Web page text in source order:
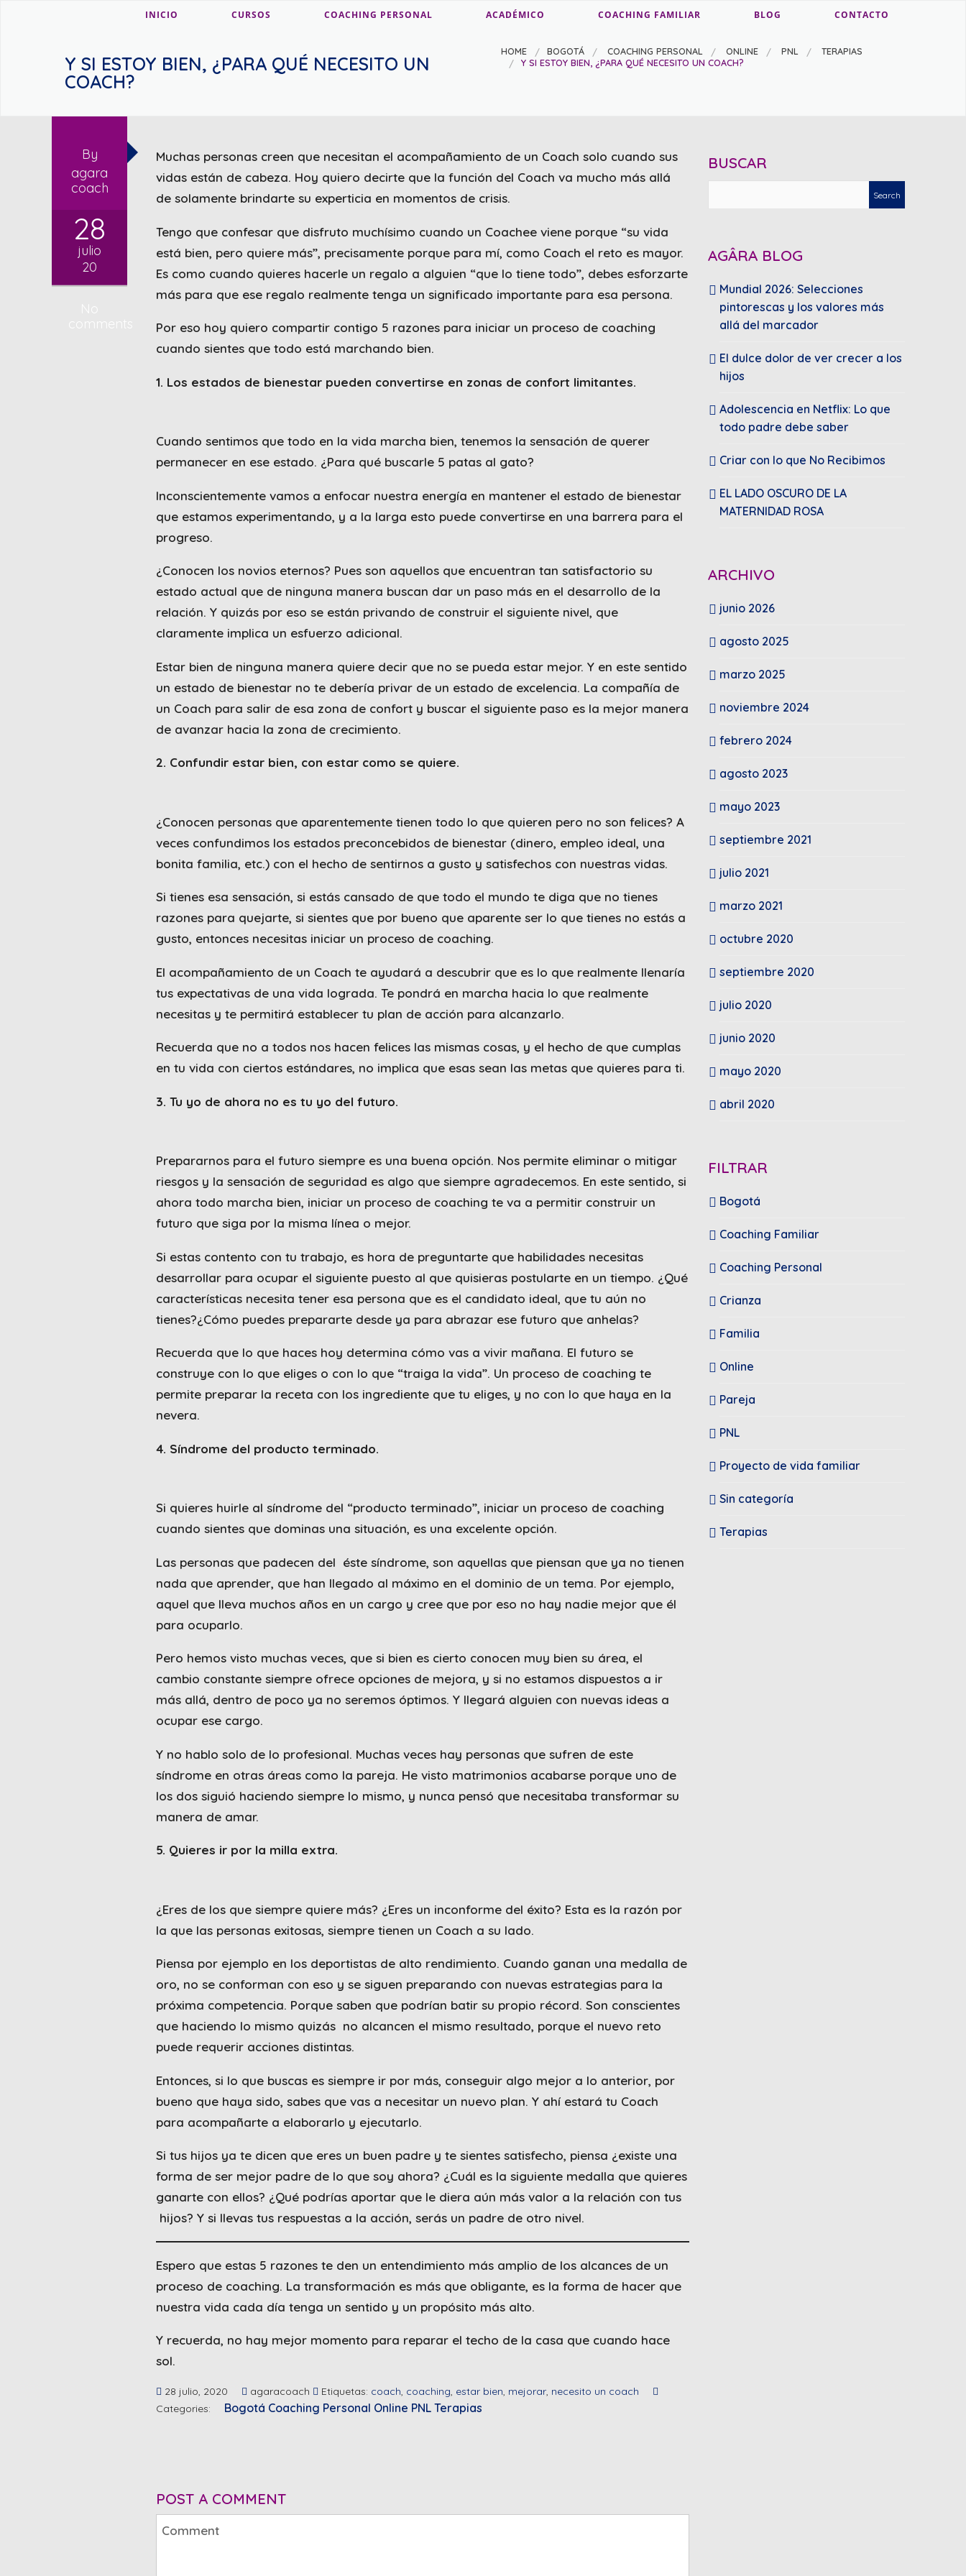
INICIO CURSOS COACHING PERSONAL ACADÉMICO COACHING FAMILIAR BLOG CONTACTO
Y SI ESTOY BIEN, ¿PARA QUÉ NECESITO UN
COACH?
HOME BOGOTÁ COACHING PERSONAL ONLINE PNL
TERAPIAS
Y SI ESTOY BIEN, ¿PARA QUÉ NECESITO UN COACH?
By
agara
coach
28
julio
20
Muchas personas creen que necesitan el acompañamiento de un Coach solo cuando sus
vidas están de cabeza. Hoy quiero decirte que la función del Coach va mucho más allá
de solamente brindarte su experticia en momentos de crisis.
Tengo que confesar que disfruto muchísimo cuando un Coachee viene porque “su vida
está bien, pero quiere más”, precisamente porque para mí, como Coach el reto es mayor.
Es como cuando quieres hacerle un regalo a alguien “que lo tiene todo”, debes esforzarte
más para que ese regalo realmente tenga un significado importante para esa persona.
Por eso hoy quiero compartir contigo 5 razones para iniciar un proceso de coaching
cuando sientes que todo está marchando bien.
1. Los estados de bienestar pueden convertirse en zonas de confort limitantes.
Cuando sentimos que todo en la vida marcha bien, tenemos la sensación de querer
permanecer en ese estado. ¿Para qué buscarle 5 patas al gato?
Inconscientemente vamos a enfocar nuestra energía en mantener el estado de bienestar
que estamos experimentando, y a la larga esto puede convertirse en una barrera para el
progreso.
¿Conocen los novios eternos? Pues son aquellos que encuentran tan satisfactorio su
estado actual que de ninguna manera buscan dar un paso más en el desarrollo de la
relación. Y quizás por eso se están privando de construir el siguiente nivel, que
claramente implica un esfuerzo adicional.
Estar bien de ninguna manera quiere decir que no se pueda estar mejor. Y en este sentido
un estado de bienestar no te debería privar de un estado de excelencia. La compañía de
un Coach para salir de esa zona de confort y buscar el siguiente paso es la mejor manera
de avanzar hacia la zona de crecimiento.
2. Confundir estar bien, con estar como se quiere.
¿Conocen personas que aparentemente tienen todo lo que quieren pero no son felices? A
veces confundimos los estados preconcebidos de bienestar (dinero, empleo ideal, una
bonita familia, etc.) con el hecho de sentirnos a gusto y satisfechos con nuestras vidas.
Si tienes esa sensación, si estás cansado de que todo el mundo te diga que no tienes
razones para quejarte, si sientes que por bueno que aparente ser lo que tienes no estás a
gusto, entonces necesitas iniciar un proceso de coaching.
El acompañamiento de un Coach te ayudará a descubrir que es lo que realmente llenaría
tus expectativas de una vida lograda. Te pondrá en marcha hacia lo que realmente
necesitas y te permitirá establecer tu plan de acción para alcanzarlo.
Recuerda que no a todos nos hacen felices las mismas cosas, y el hecho de que cumplas
en tu vida con ciertos estándares, no implica que esas sean las metas que quieres para ti.
3. Tu yo de ahora no es tu yo del futuro.
Prepararnos para el futuro siempre es una buena opción. Nos permite eliminar o mitigar
riesgos y la sensación de seguridad es algo que siempre agradecemos. En este sentido, si
ahora todo marcha bien, iniciar un proceso de coaching te va a permitir construir un
futuro que siga por la misma línea o mejor.
Si estas contento con tu trabajo, es hora de preguntarte que habilidades necesitas
desarrollar para ocupar el siguiente puesto al que quisieras postularte en un tiempo. ¿Qué
características necesita tener esa persona que es el candidato ideal, que tu aún no
tienes?¿Cómo puedes prepararte desde ya para abrazar ese futuro que anhelas?
Recuerda que lo que haces hoy determina cómo vas a vivir mañana. El futuro se
construye con lo que eliges o con lo que “traiga la vida”. Un proceso de coaching te
permite preparar la receta con los ingrediente que tu eliges, y no con lo que haya en la
nevera.
4. Síndrome del producto terminado.
Si quieres huirle al síndrome del “producto terminado”, iniciar un proceso de coaching
cuando sientes que dominas una situación, es una excelente opción.
Las personas que padecen del éste síndrome, son aquellas que piensan que ya no tienen
nada que aprender, que han llegado al máximo en el dominio de un tema. Por ejemplo,
aquel que lleva muchos años en un cargo y cree que por eso no hay nadie mejor que él
para ocuparlo.
Pero hemos visto muchas veces, que si bien es cierto conocen muy bien su área, el
cambio constante siempre ofrece opciones de mejora, y si no estamos dispuestos a ir
más allá, dentro de poco ya no seremos óptimos. Y llegará alguien con nuevas ideas a
ocupar ese cargo.
Y no hablo solo de lo profesional. Muchas veces hay personas que sufren de este
síndrome en otras áreas como la pareja. He visto matrimonios acabarse porque uno de
los dos siguió haciendo siempre lo mismo, y nunca pensó que necesitaba transformar su
manera de amar.
5. Quieres ir por la milla extra.
¿Eres de los que siempre quiere más? ¿Eres un inconforme del éxito? Esta es la razón por
la que las personas exitosas, siempre tienen un Coach a su lado.
Piensa por ejemplo en los deportistas de alto rendimiento. Cuando ganan una medalla de
oro, no se conforman con eso y se siguen preparando con nuevas estrategias para la
próxima competencia. Porque saben que podrían batir su propio récord. Son conscientes
que haciendo lo mismo quizás no alcancen el mismo resultado, porque el nuevo reto
puede requerir acciones distintas.
Entonces, si lo que buscas es siempre ir por más, conseguir algo mejor a lo anterior, por
bueno que haya sido, sabes que vas a necesitar un nuevo plan. Y ahí estará tu Coach
para acompañarte a elaborarlo y ejecutarlo.
Si tus hijos ya te dicen que eres un buen padre y te sientes satisfecho, piensa ¿existe una
forma de ser mejor padre de lo que soy ahora? ¿Cuál es la siguiente medalla que quieres
ganarte con ellos? ¿Qué podrías aportar que le diera aún más valor a la relación con tus
hijos? Y si llevas tus respuestas a la acción, serás un padre de otro nivel.
Espero que estas 5 razones te den un entendimiento más amplio de los alcances de un
proceso de coaching. La transformación es más que obligante, es la forma de hacer que
nuestra vida cada día tenga un sentido y un propósito más alto.
Y recuerda, no hay mejor momento para reparar el techo de la casa que cuando hace
sol.
28 julio, 2020 agaracoach Etiquetas: coach, coaching, estar bien, mejorar, necesito un coach
Categories:
Bogotá Coaching Personal Online PNL Terapias
POST A COMMENT
BUSCAR
AGÂRA BLOG
Mundial 2026: Selecciones
pintorescas y los valores más
allá del marcador
El dulce dolor de ver crecer a los
hijos
Adolescencia en Netflix: Lo que
todo padre debe saber
Criar con lo que No Recibimos
EL LADO OSCURO DE LA
MATERNIDAD ROSA
ARCHIVO
junio 2026
agosto 2025
marzo 2025
noviembre 2024
febrero 2024
agosto 2023
mayo 2023
septiembre 2021
julio 2021
marzo 2021
octubre 2020
septiembre 2020
julio 2020
junio 2020
mayo 2020
abril 2020
FILTRAR
Bogotá
Coaching Familiar
Coaching Personal
Crianza
Familia
Online
Pareja
PNL
Proyecto de vida familiar
Sin categoría
Terapias